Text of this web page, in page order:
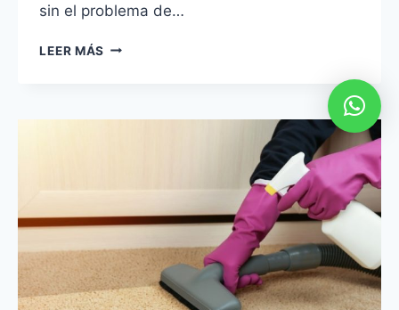
sin el problema de…
LEER MÁS LAVADO
SURCO